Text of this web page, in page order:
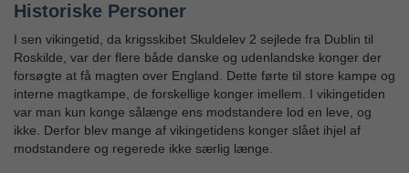
Historiske Personer
I sen vikingetid, da krigsskibet Skuldelev 2 sejlede fra Dublin til
Roskilde, var der flere både danske og udenlandske konger der
forsøgte at få magten over England. Dette førte til store kampe og
interne magtkampe, de forskellige konger imellem. I vikingetiden
var man kun konge sålænge ens modstandere lod en leve, og
ikke. Derfor blev mange af vikingetidens konger slået ihjel af
modstandere og regerede ikke særlig længe.